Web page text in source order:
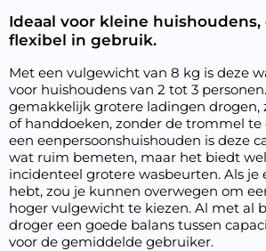
Ideaal voor kleine
flexibel in gebruik.
Met een vulgewicht van 8 kg is deze
voor huishoudens van 2 tot 3
gemakkelijk grotere ladingen drogen,
of handdoeken, zonder de trommel te
een eenpersoonshuishouden is deze
wat ruim bemeten, maar het biedt
incidenteel grotere wasbeurten. Als je
hebt, zou je kunnen overwegen om
hoger vulgewicht te kiezen. Al met al
droger een goede balans tussen
voor de gemiddelde gebruiker.